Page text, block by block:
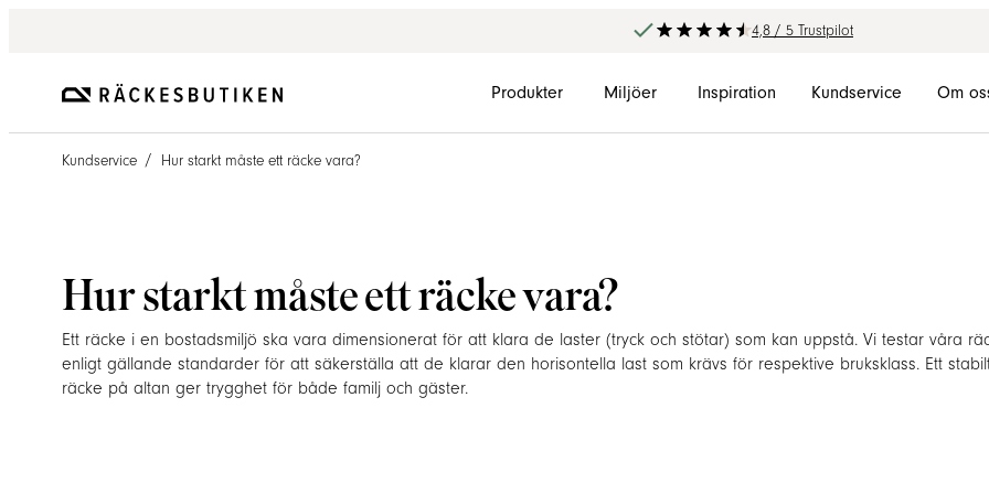
4,8 / 5 Trustpilot
Produkter Miljöer Inspiration Kundservice Om
Kundservice / Hur starkt måste ett räcke vara?
Hur starkt måste ett räcke vara?
Ett räcke i en bostadsmiljö ska vara dimensionerat för att klara de laster (tryck och stötar) som kan uppstå. Vi testar våra
enligt gällande standarder för att säkerställa att de klarar den horisontella last som krävs för respektive bruksklass. Ett
räcke på altan ger trygghet för både familj och gäster.